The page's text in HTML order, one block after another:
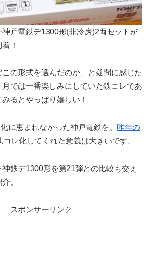
戸電鉄デ1300形(非冷房)2両セットが
！
この形式を選んだのか」と疑問に感じた
月では一番楽しみにしていた鉄コレであ
るとやっぱり嬉しい！
に恵まれなかった神戸電鉄を、 昨年の
コレ化してくれた意義は大きいです。
鉄デ1300形を第21弾との比較も交え
。
スポンサーリンク